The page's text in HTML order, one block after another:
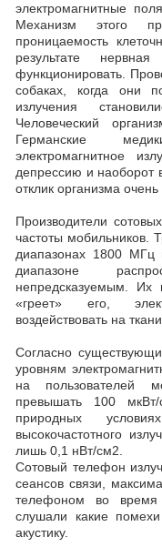
электромагнитные
Механизм этого
проницаемость
результате
функционировать.
собаках, когда они
излучения
Человеческий
Германские
электромагнитное
депрессию и наоборот
отклик организма
Производители
частоты мобильников.
диапазонах 1800
диапазоне
непредсказуемым. Их
«греет» его,
воздействовать на
Согласно
уровням
на пользователей
превышать 100
природных
высокочастотного
лишь 0,1 нВт/см2.
Сотовый телефон
сеансов связи,
телефоном во время
слушали какие
акустику.